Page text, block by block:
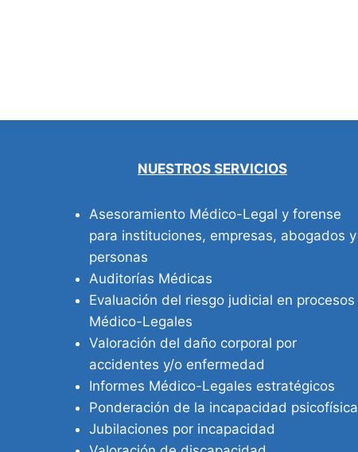
NUESTROS SERVICIOS
Asesoramiento Médico-Legal y forense
para instituciones, empresas, abogados y
personas
Auditorías Médicas
Evaluación del riesgo judicial en procesos
Médico-Legales
Valoración del daño corporal por
accidentes y/o enfermedad
Informes Médico-Legales estratégicos
Ponderación de la incapacidad psicofísica
Jubilaciones por incapacidad